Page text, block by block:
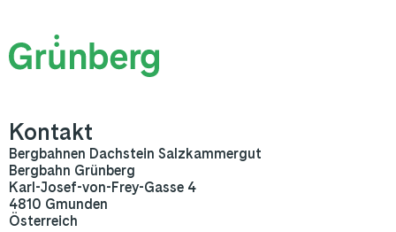
Kontakt
Bergbahnen Dachstein Salzkammergut
Bergbahn Grünberg
Karl-Josef-von-Frey-Gasse 4
4810 Gmunden
Österreich